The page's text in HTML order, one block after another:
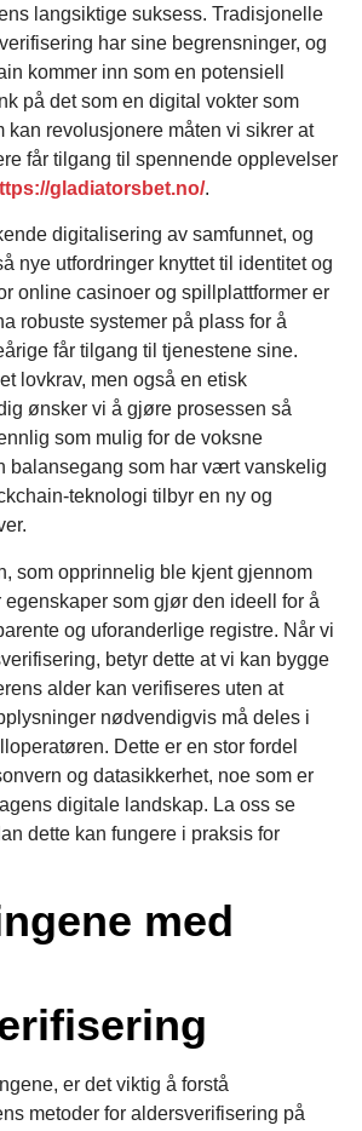
langsiktige suksess. Tradisjonelle
har sine begrensninger, og
kommer inn som en potensiell
på det som en digital vokter som
kan revolusjonere måten vi sikrer at
får tilgang til spennende opplevelser
gladiatorsbet.no/.
digitalisering av samfunnet, og
nye utfordringer knyttet til identitet og
online casinoer og spillplattformer er
robuste systemer på plass for å
får tilgang til tjenestene sine.
lovkrav, men også en etisk
ønsker vi å gjøre prosessen så
som mulig for de voksne
balansegang som har vært vanskelig
teknologi tilbyr en ny og
som opprinnelig ble kjent gjennom
egenskaper som gjør den ideell for å
og uforanderlige registre. Når vi
betyr dette at vi kan bygge
alder kan verifiseres uten at
nødvendigvis må deles i
Dette er en stor fordel
og datasikkerhet, noe som er
digitale landskap. La oss se
dette kan fungere i praksis for
med
er det viktig å forstå
metoder for aldersverifisering på